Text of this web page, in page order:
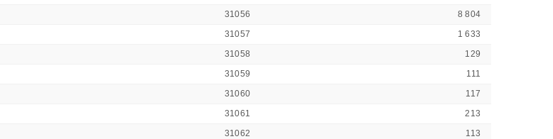
31056
8 804
31057
1 633
31058
129
31059
111
31060
117
31061
213
31062
113